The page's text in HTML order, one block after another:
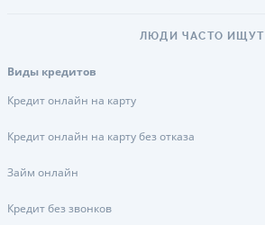
ЛЮДИ ЧАСТО ИЩУТ
Виды кредитов
Кредит онлайн на карту
Кредит онлайн на карту без отказа
Займ онлайн
Кредит без звонков